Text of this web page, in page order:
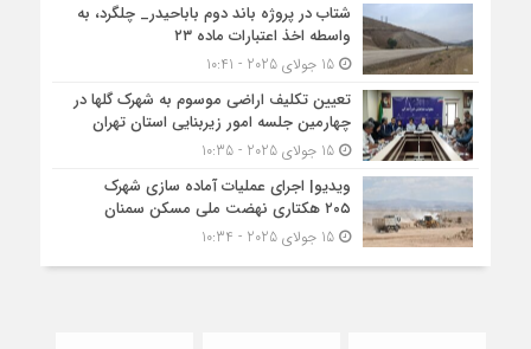
شتاب در پروژه باند دوم باباحیدر_ چلگرد، به
واسطه اخذ اعتبارات ماده ۲۳
15 جولای 2025 - 10:41
تعیین تکلیف اراضی موسوم به شهرک گلها در
چهارمین جلسه امور زیربنایی استان تهران
15 جولای 2025 - 10:35
ویدیو| اجرای عملیات آماده سازی شهرک
۲۰۵ هکتاری نهضت ملی مسکن سمنان
15 جولای 2025 - 10:34